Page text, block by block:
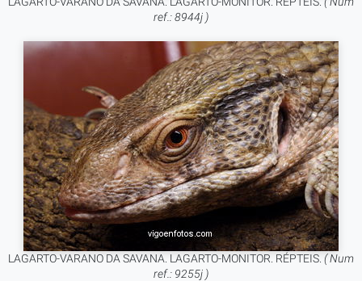
ref.: 8944j )
LAGARTO-VARANO DA SAVANA. LAGARTO-MONITOR. RÉPTEIS. ( Num
ref.: 9255j )